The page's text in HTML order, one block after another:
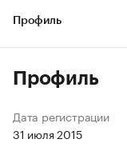
Профиль
Профиль
Дата регистрации
31 июля 2015